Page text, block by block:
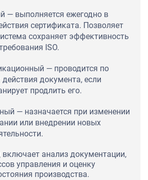
— выполняется ежегодно в
сертификата. Позволяет
сохраняет эффективность
ISO.
— проводится по
действия документа, если
продлить его.
— назначается при изменении
или внедрении новых
анализ документации,
управления и оценку
производства.